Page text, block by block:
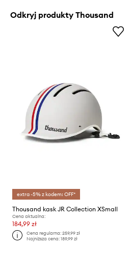
Odkryj produkty Thousand
extra -5% z kodem: OFF*
Thousand kask JR Collection XSmall
Cena aktualna:
184,99 zł
Cena regularna:259,99 zł
Najniższa cena:189,99 zł